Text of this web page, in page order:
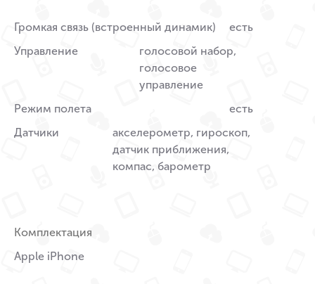
Громкая связь (встроенный динамик)
есть
Управление
голосовой набор,
голосовое
управление
Режим полета
есть
Датчики
акселерометр, гироскоп,
датчик приближения,
компас, барометр
Комплектация
Apple iPhone